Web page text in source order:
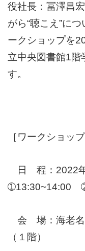
役社長：冨澤昌
がら“聴こえ”に
ークショップを
立中央図書館1階
す。
［ワークショップ
日 程：2022年
➀13:30~14:00
会 場：海老名
（１階）